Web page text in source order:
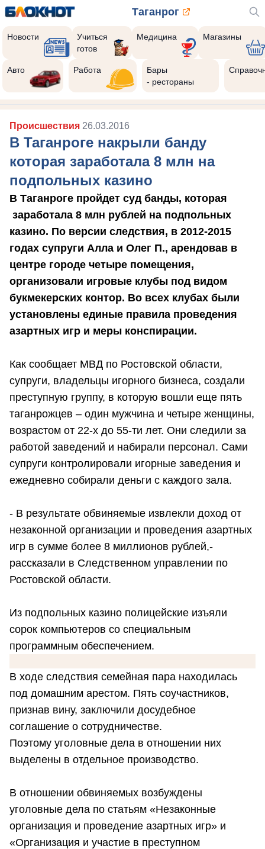
Таганрог
Новости
Учиться
готов
Медицина Магазины
Авто Работа
Бары
- рестораны
Происшествия 26.03.2016
В Таганроге накрыли банду
которая заработала 8 млн на
подпольных казино
В Таганроге пройдет суд банды, которая
заработала 8 млн рублей на подпольных
казино. По версии следствия, в 2012-2015
годах супруги Алла и Олег П., арендовав в
центре городе четыре помещения,
организовали игровые клубы под видом
букмекерских контор. Во всех клубах были
установлены единые правила проведения
азартных игр и меры конспирации.
Как сообщает МВД по Ростовской области,
супруги, владельцы игорного бизнеса, создали
преступную группу, в которую вошли еще пять
таганрожцев – один мужчина и четыре женщины,
возрастом от 22-х до 55-ти лет. Они следили за
работой заведений и набирали персонал. Сами
супруги контролировали игорные заведения и
ежедневно собирали деньги с каждого зала.
- В результате обвиняемые извлекли доход от
незаконной организации и проведения азартных
игр в сумме более 8 миллионов рублей,-
рассказали в Следственном управлении по
Ростовской области.
Из подпольных казино полицейские изъяли
сорок компьютеров со специальным
программным обеспечением.
В ходе следствия семейная пара находилась
под домашним арестом. Пять соучастников,
признав вину, заключили досудебное
соглашение о сотрудничестве.
Поэтому уголовные дела в отношении них
выделены в отдельное производство.
В отношении обвиняемых возбуждены
уголовные дела по статьям «Незаконные
организация и проведение азартных игр» и
«Организация и участие в преступном